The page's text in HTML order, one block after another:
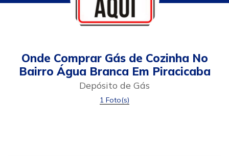
Onde Comprar Gás de Cozinha No
Bairro Água Branca Em Piracicaba
Depósito de Gás
1 Foto(s)